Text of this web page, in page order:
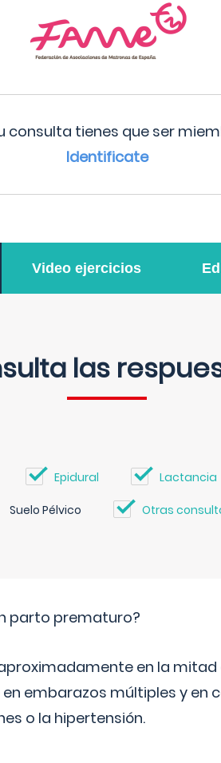
consulta tienes que ser
Identificate
Video ejercicios
las
Epidural Lactancia
Suelo Pélvico Otras
parto prematuro?
en la mitad
embarazos múltiples y en
o la hipertensión.